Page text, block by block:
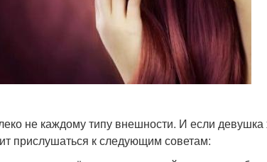
не каждому типу внешности. И если девушка
прислушаться к следующим советам: